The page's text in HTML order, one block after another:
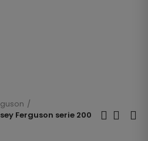
Ferguson serie 200